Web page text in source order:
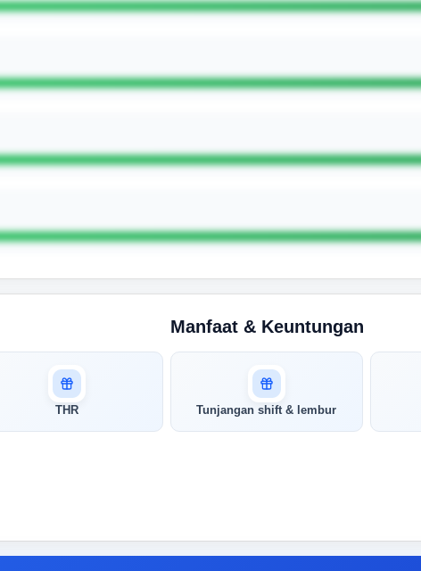
Manfaat & Keuntungan
THR Tunjangan shift & lembur